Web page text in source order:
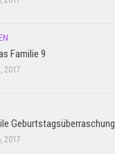
Familie 9
2017
Geburtstagsüberraschung
2017